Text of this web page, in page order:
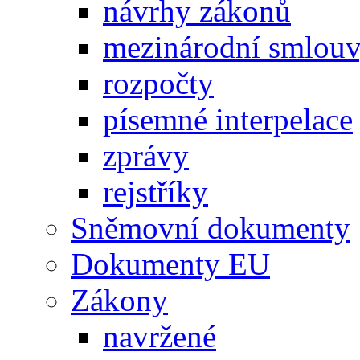
návrhy zákonů
mezinárodní
rozpočty
písemné interpelace
zprávy
rejstříky
Sněmovní dokumenty
Dokumenty EU
Zákony
navržené